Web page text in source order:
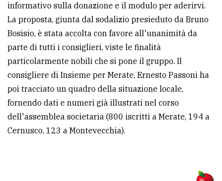
Cerca
per
comune
Ricerca
avanzata
LE
ALTRE
TESTATE
informativo sulla donazione e il modulo per aderirvi.
La proposta, giunta dal sodalizio presieduto da Bruno
Bosisio, è stata accolta con favore all'unanimità da
parte di tutti i consiglieri, viste le finalità
particolarmente nobili che si pone il gruppo. Il
consigliere di Insieme per Merate, Ernesto Passoni ha
poi tracciato un quadro della situazione locale,
fornendo dati e numeri già illustrati nel corso
dell'assemblea societaria (800 iscritti a Merate, 194 a
Cernusco, 123 a Montevecchia).